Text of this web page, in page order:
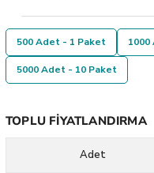
500 Adet - 1 Paket
5000 Adet - 10 Paket
TOPLU FIYATLANDIRMA
Adet